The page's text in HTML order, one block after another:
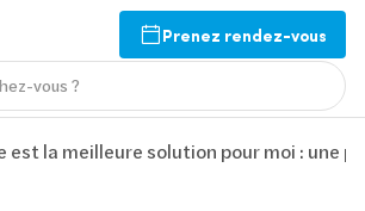
Prenez rendez-vous
vous ?
est la meilleure solution pour moi : une